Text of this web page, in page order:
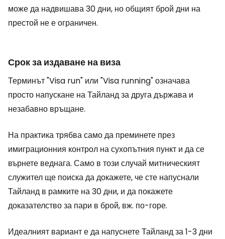
може да надвишава 30 дни, но общият брой дни на
престой не е ограничен.
Срок за издаване на виза
Терминът "Visa run" или "Visa running" означава
просто напускане на Тайланд за друга държава и
незабавно връщане.
На практика трябва само да преминете през
имиграционния контрол на сухопътния пункт и да се
върнете веднага. Само в този случай митническият
служител ще поиска да докажете, че сте напуснали
Тайланд в рамките на 30 дни, и да покажете
доказателство за пари в брой, вж. по-горе.
Идеалният вариант е да напуснете Тайланд за 1-3 дни